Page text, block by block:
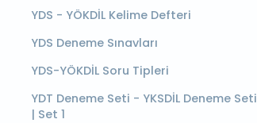
YDS - YÖKDİL Kelime Defteri
YDS Deneme Sınavları
YDS-YÖKDİL Soru Tipleri
YDT Deneme Seti - YKSDİL Deneme Seti
| Set 1